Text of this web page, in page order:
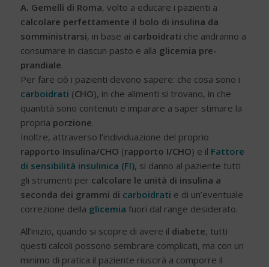
A. Gemelli di Roma, volto a educare i pazienti a
calcolare perfettamente il bolo di insulina da
somministrarsi, in base ai carboidrati che andranno a
consumare in ciascun pasto e alla glicemia pre-
prandiale.
Per fare ciò i pazienti devono sapere: che cosa sono i
carboidrati (CHO), in che alimenti si trovano, in che
quantità sono contenuti e imparare a saper stimare la
propria porzione.
Inoltre, attraverso l’individuazione del proprio
rapporto Insulina/CHO (rapporto I/CHO) e il Fattore
di sensibilità insulinica (FI), si danno al paziente tutti
gli strumenti per calcolare le unità di insulina a
seconda dei grammi di carboidrati e di un’eventuale
correzione della glicemia fuori dal range desiderato.
All’inizio, quando si scopre di avere il diabete, tutti
questi calcoli possono sembrare complicati, ma con un
minimo di pratica il paziente riuscirà a comporre il